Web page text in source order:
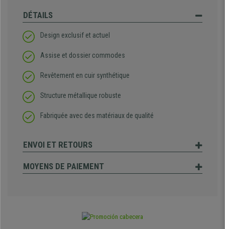
DÉTAILS
Design exclusif et actuel
Assise et dossier commodes
Revêtement en cuir synthétique
Structure métallique robuste
Fabriquée avec des matériaux de qualité
ENVOI ET RETOURS
MOYENS DE PAIEMENT